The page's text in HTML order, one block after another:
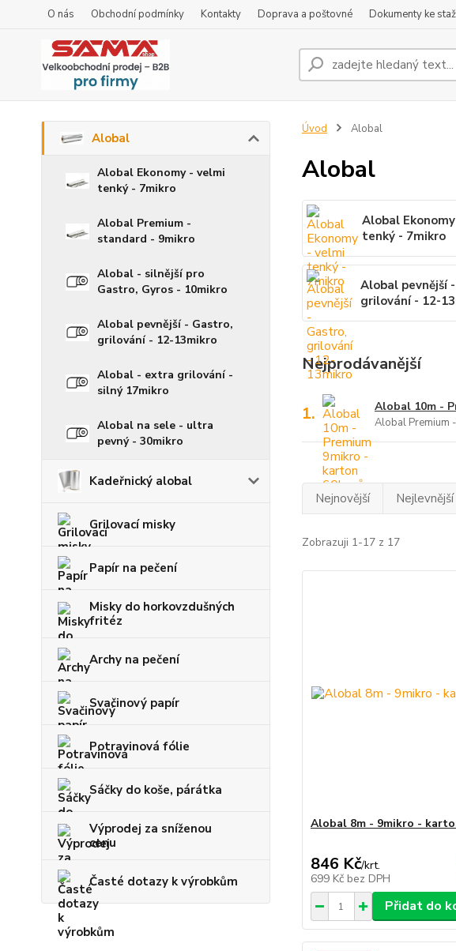
O nás Obchodní podmínky Kontakty Doprava a poštovné Dokumenty ke
Alobal
Alobal Ekonomy - velmi
tenký - 7mikro
Alobal Premium -
standard - 9mikro
Alobal - silnější pro
Gastro, Gyros - 10mikro
Alobal pevnější - Gastro,
grilování - 12-13mikro
Alobal - extra grilování -
silný 17mikro
Alobal na sele - ultra
pevný - 30mikro
Kadeřnický alobal
Grilovací misky
Papír na pečení
Misky do horkovzdušných
fritéz
Archy na pečení
Svačinový papír
Potravinová fólie
Sáčky do koše, párátka
Výprodej za sníženou
cenu
Časté dotazy k výrobkům
Úvod Alobal
Alobal
Alobal
tenký - 7mikro
Alobal pevnější
grilování - 12-
Nejprodávanější
1. Alobal 10m -
Alobal Premium
Nejnovější Nejlevnější
Zobrazuji 1-17 z 17
Alobal 8m - 9mikro -
846 Kč/krt.
699 Kč bez DPH
Přidat do